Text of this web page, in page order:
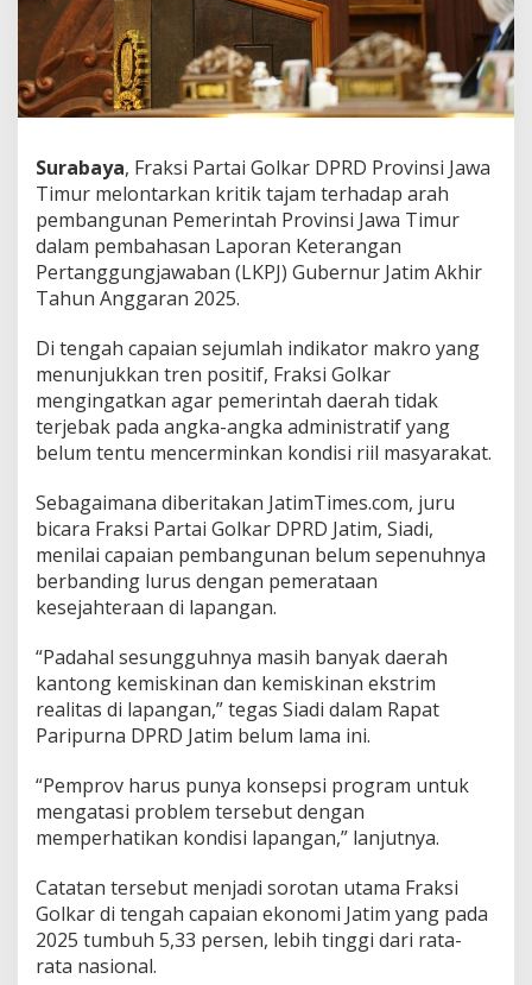
m
I
n
g
t
k
a
n
P
e
m
p
o
v
:
J
a
n
a
n
e
b
a
k
S
t
t
s
t
k
,
K
e
Surabaya, Fraksi Partai Golkar DPRD Provinsi Jawa
Timur melontarkan kritik tajam terhadap arah
pembangunan Pemerintah Provinsi Jawa Timur
dalam pembahasan Laporan Keterangan
Pertanggungjawaban (LKPJ) Gubernur Jatim Akhir
Tahun Anggaran 2025.
Di tengah capaian sejumlah indikator makro yang
menunjukkan tren positif, Fraksi Golkar
mengingatkan agar pemerintah daerah tidak
terjebak pada angka-angka administratif yang
belum tentu mencerminkan kondisi riil masyarakat.
Sebagaimana diberitakan JatimTimes.com, juru
bicara Fraksi Partai Golkar DPRD Jatim, Siadi,
menilai capaian pembangunan belum sepenuhnya
berbanding lurus dengan pemerataan
kesejahteraan di lapangan.
“Padahal sesungguhnya masih banyak daerah
kantong kemiskinan dan kemiskinan ekstrim
realitas di lapangan,” tegas Siadi dalam Rapat
Paripurna DPRD Jatim belum lama ini.
“Pemprov harus punya konsepsi program untuk
mengatasi problem tersebut dengan
memperhatikan kondisi lapangan,” lanjutnya.
Catatan tersebut menjadi sorotan utama Fraksi
Golkar di tengah capaian ekonomi Jatim yang pada
2025 tumbuh 5,33 persen, lebih tinggi dari rata-
rata nasional.